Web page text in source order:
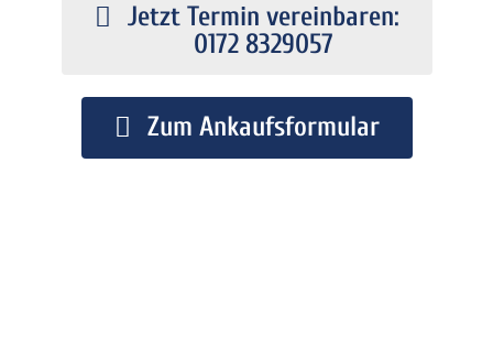
Jetzt Termin vereinbaren:
0172 8329057
Zum Ankaufsformular